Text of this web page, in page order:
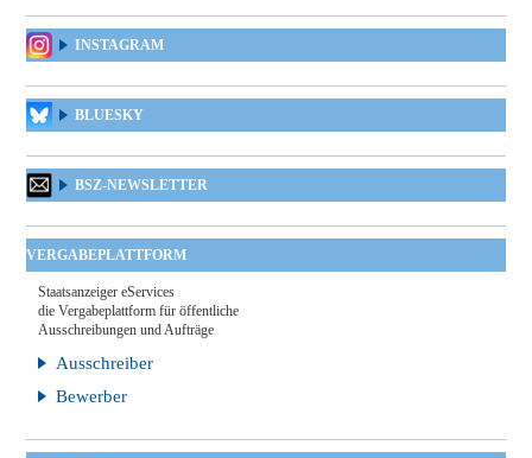
INSTAGRAM
BLUESKY
BSZ-NEWSLETTER
VERGABEPLATTFORM
Staatsanzeiger eServices
die Vergabeplattform für öffentliche
Ausschreibungen und Aufträge
Ausschreiber
Bewerber